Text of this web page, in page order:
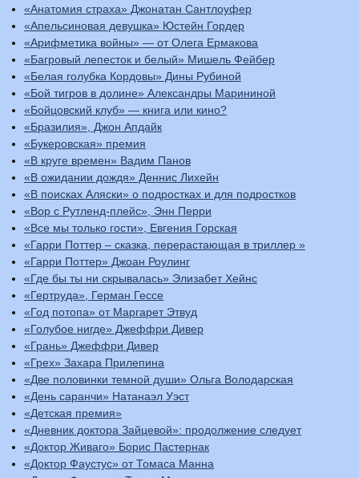
«Анатомия страха» Джонатан Сантлоуфер
«Апельсиновая девушка» Юстейн Гордер
«Арифметика войны» — от Олега Ермакова
«Багровый лепесток и белый» Мишель Фейбер
«Белая голубка Кордовы» Дины Рубиной
«Бой тигров в долине» Александры Марининой
«Бойцовский клуб» — книга или кино?
«Бразилия», Джон Апдайк
«Букеровская» премия
«В круге времен» Вадим Панов
«В ожидании дождя» Деннис Лихейн
«В поисках Аляски» о подростках и для подростков
«Вор с Рутленд-плейс», Энн Перри
«Все мы только гости», Евгения Горская
«Гарри Поттер – сказка, перерастающая в триллер »
«Гарри Поттер» Джоан Роулинг
«Где бы ты ни скрывалась» Элизабет Хейнс
«Гертруда», Герман Гессе
«Год потопа» от Маргарет Этвуд
«Голубое нигде» Джеффри Дивер
«Грань» Джеффри Дивер
«Грех» Захара Прилепина
«Две половинки темной души» Ольга Володарская
«День саранчи» Натанаэл Уэст
«Детская премия»
«Дневник доктора Зайцевой»: продолжение следует
«Доктор Живаго» Борис Пастернак
«Доктор Фаустус» от Томаса Манна